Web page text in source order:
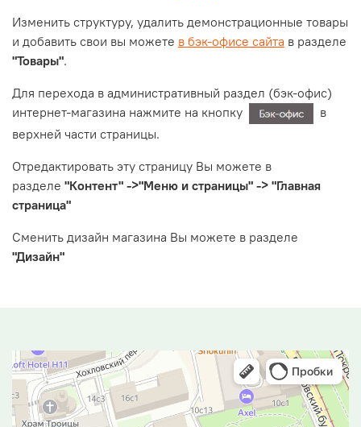
Изменить структуру, удалить демонстрационные товары
и добавить свои вы можете в бэк-офисе сайта в разделе
"Товары".
Для перехода в административный раздел (бэк-офис)
интернет-магазина нажмите на кнопку
в
верхней части страницы.
Отредактировать эту страницу Вы можете в
разделе "Контент" ->"Меню и страницы" -> "Главная
страница"
Сменить дизайн магазина Вы можете в разделе
"Дизайн"